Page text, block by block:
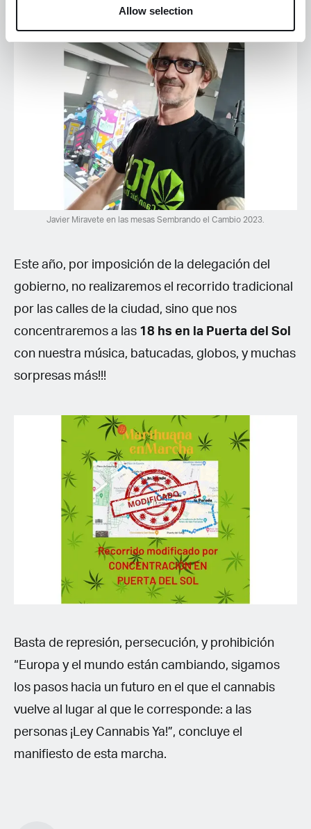
Allow selection
Javier Miravete en las mesas Sembrando el Cambio 2023.
Este año, por imposición de la delegación del
gobierno, no realizaremos el recorrido tradicional
por las calles de la ciudad, sino que nos
concentraremos a las 18 hs en la Puerta del Sol
con nuestra música, batucadas, globos, y muchas
sorpresas más!!!
Basta de represión, persecución, y prohibición
“Europa y el mundo están cambiando, sigamos
los pasos hacia un futuro en el que el cannabis
vuelve al lugar al que le corresponde: a las
personas ¡Ley Cannabis Ya!”, concluye el
manifiesto de esta marcha.